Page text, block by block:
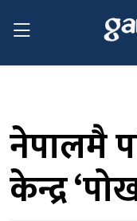
नेपालमै
केन्द्र